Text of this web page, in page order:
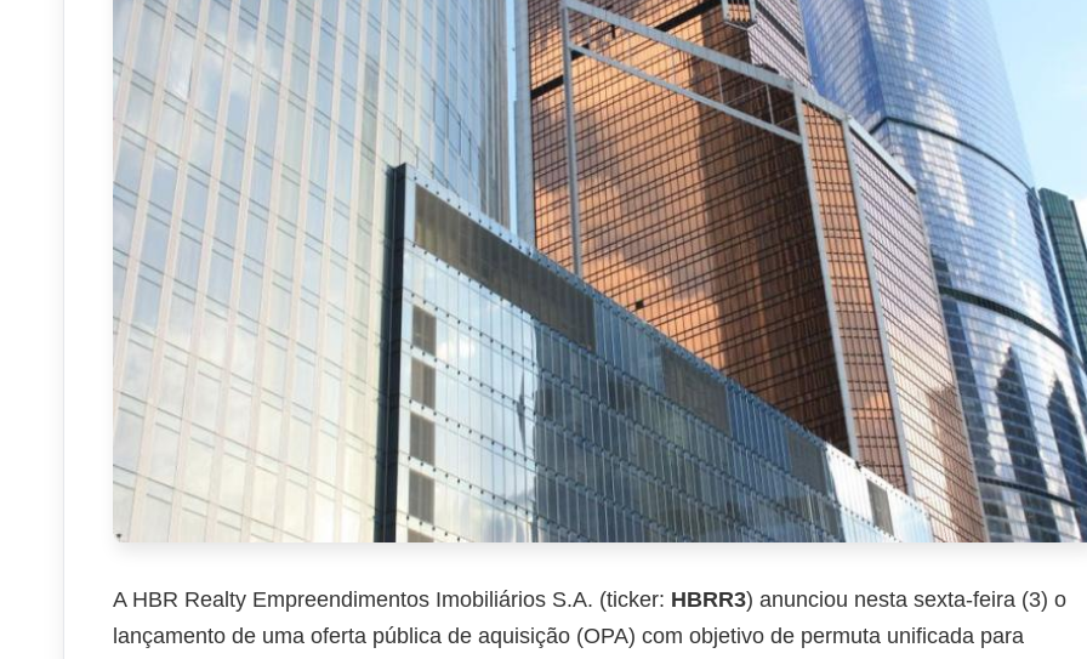
A HBR Realty Empreendimentos Imobiliários S.A. (ticker: HBRR3) anunciou nesta sexta-feira (3) o
lançamento de uma oferta pública de aquisição (OPA) com objetivo de permuta unificada para